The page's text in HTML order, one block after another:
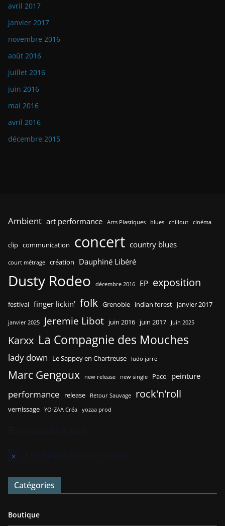
avril 2017
janvier 2017
novembre 2016
août 2016
juillet 2016
juin 2016
mai 2016
avril 2016
décembre 2015
Ambient art performance Arts Plastiques blues chillout cinéma
clip communication concert country blues
court métrage création Dauphiné Libéré
Dusty Rodeo décembre 2016 EP exposition
festival finger lickin' folk Grenoble indian forest janvier 2017
janvier 2025 Jeremie Libot juin 2016 juin 2017 Juin 2025
Karxx La Compagnie des Mouches
lady down Le Sappey en Chartreuse ludo jarre
Marc Gengoux new release new single Paco peinture
performance release Retour Sauvage rock'n'roll
vernissage YO-ZAA Créa yozaa prod
N
t
c
Catégories
Boutique